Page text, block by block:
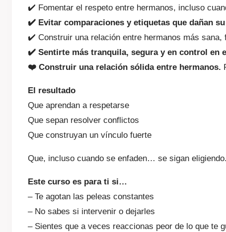
✔️ Fomentar el respeto entre hermanos, incluso
✔️ Evitar comparaciones y etiquetas que dañan
✔️ Construir una relación entre hermanos más sana,
✔️ Sentirte más tranquila, segura y en control en
❤️ Construir una relación sólida entre hermanos.
El resultado
Que aprendan a respetarse
Que sepan resolver conflictos
Que construyan un vínculo fuerte
Que, incluso cuando se enfaden… se sigan eligiendo.
Este curso es para ti si…
– Te agotan las peleas constantes
– No sabes si intervenir o dejarles
– Sientes que a veces reaccionas peor de lo que te